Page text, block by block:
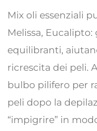
Mix oli essenziali
Melissa,
equilibranti,
ricrescita dei peli.
bulbo pilifero per
peli dopo la
“impigrire” in